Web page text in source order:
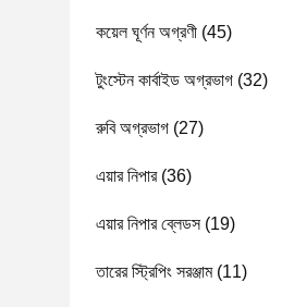
কয়েল ঘূর্ণন অগ্রণী (45)
টুংস্টেন কার্বাইড অগ্রভাগ (32)
রুবি অগ্রভাগ (27)
এয়ার নিপার(36)
এয়ার নিপার ব্লেডস(19)
তারের স্ট্রিপিং সরঞ্জাম(11)